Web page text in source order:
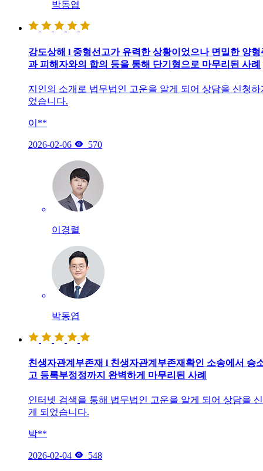
박동엽
강도상해 l 중형선고가 유력한 상황이었으나 면밀한 양형
과 피해자와의 합의 등을 통해 단기형으로 마무리된 사례
지인의 소개로 법무법인 고운을 알게 되어 상담을 신청하
었습니다.
이**
2026-02-06  570
이경렬
박동엽
친생자관계부존재 l 친생자관계부존재확인 소송에서 승
고 등록부정정까지 완벽하게 마무리된 사례
인터넷 검색을 통해 법무법인 고운을 알게 되어 상담을
게 되었습니다.
박**
2026-02-04  548